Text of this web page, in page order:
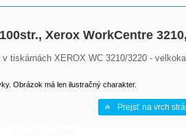
Xerox WorkCentre
tiskárnách XEROX WC 3210/3220 -
Obrázok má len ilustračný charakter.
Prejsť na vrch